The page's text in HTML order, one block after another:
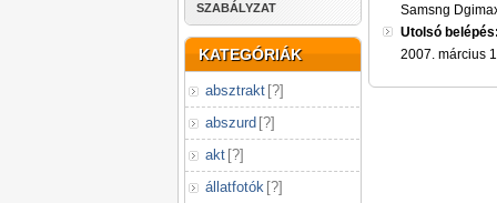
SZABÁLYZAT
KATEGÓRIÁK
absztrakt [?]
abszurd [?]
akt [?]
állatfotók [?]
Samsng
Utolsó
2007. március